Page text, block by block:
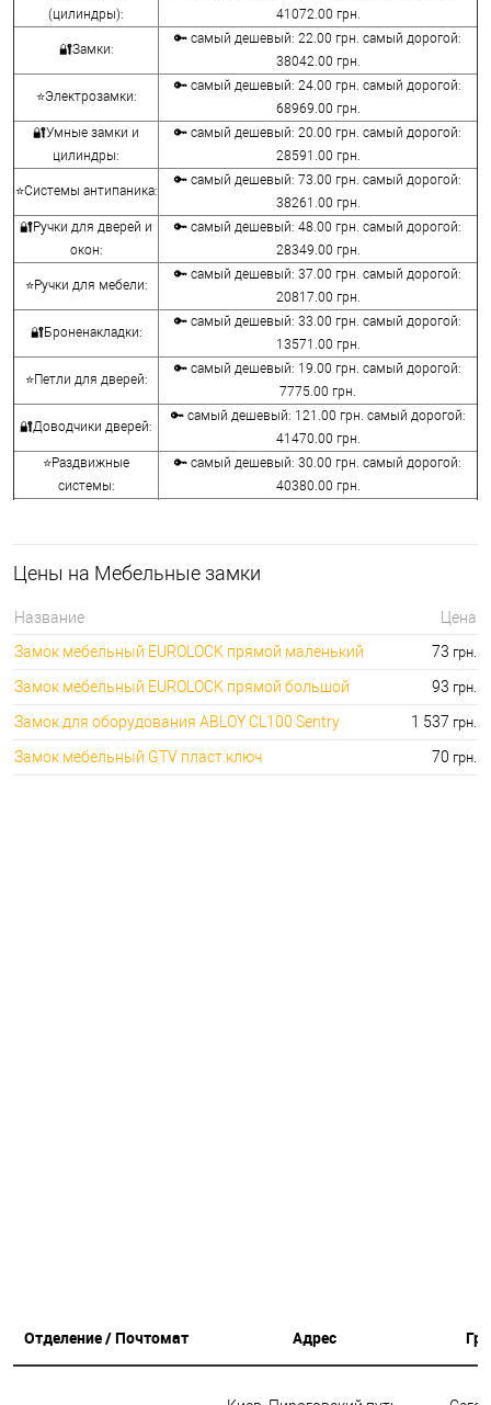
(цилиндры):
41072.00 грн.
🔐Замки:
🔑 самый дешевый: 22.00 грн. самый дорогой:
38042.00 грн.
⭐Электрозамки:
🔑 самый дешевый: 24.00 грн. самый дорогой:
68969.00 грн.
🔐Умные замки и
цилиндры:
🔑 самый дешевый: 20.00 грн. самый дорогой:
28591.00 грн.
⭐Системы антипаника:
🔑 самый дешевый: 73.00 грн. самый дорогой:
38261.00 грн.
🔐Ручки для дверей и
окон:
🔑 самый дешевый: 48.00 грн. самый дорогой:
28349.00 грн.
⭐Ручки для мебели:
🔑 самый дешевый: 37.00 грн. самый дорогой:
20817.00 грн.
🔐Броненакладки:
🔑 самый дешевый: 33.00 грн. самый дорогой:
13571.00 грн.
⭐Петли для дверей:
🔑 самый дешевый: 19.00 грн. самый дорогой:
7775.00 грн.
🔐Доводчики дверей:
🔑 самый дешевый: 121.00 грн. самый дорогой:
41470.00 грн.
⭐Раздвижные
системы:
🔑 самый дешевый: 30.00 грн. самый дорогой:
40380.00 грн.
⭐Сейфы:
🔐Домофоны:
⭐Сигнализация AJAX:
🔑 самый дешевый: грн. самый дорогой: грн.
Цены на Мебельные замки
Название
Цена
Замок мебельный EUROLOCK прямой маленький
73 грн.
Замок мебельный EUROLOCK прямой большой 93 грн.
Замок для оборудования ABLOY CL100 Sentry 1 537 грн.
Замок мебельный GTV пласт.ключ 70 грн.
Отделение / Почтомат Адрес